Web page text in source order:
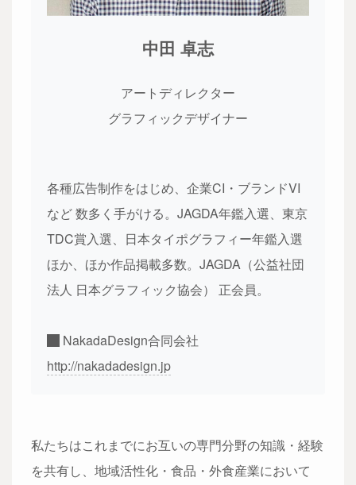
中田 卓志
アートディレクター
グラフィックデザイナー
各種広告制作をはじめ、企業CI・ブランドVI
など 数多く手がける。JAGDA年鑑入選、東京
TDC賞入選、日本タイポグラフィー年鑑入選
ほか、ほか作品掲載多数。JAGDA（公益社団
法人 日本グラフィック協会） 正会員。
NakadaDesign合同会社
http://nakadadesign.jp
私たちはこれまでにお互いの専門分野の知識・経験
を共有し、地域活性化・食品・外食産業において